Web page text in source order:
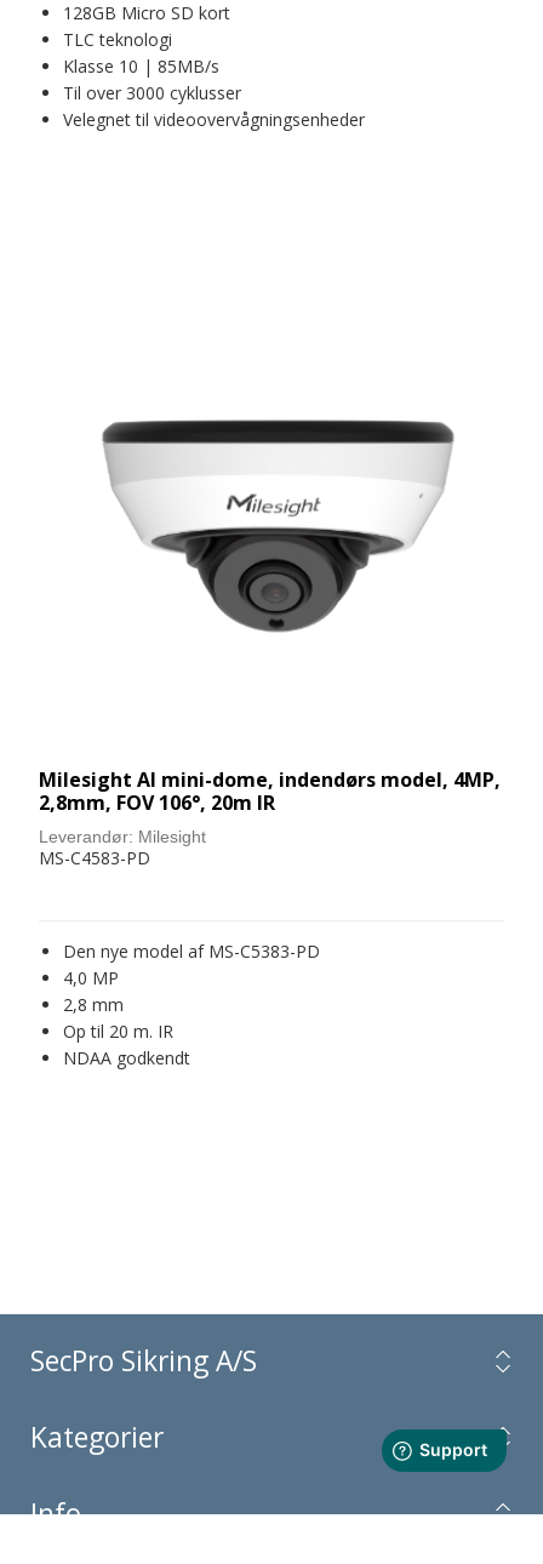
128GB Micro SD kort
TLC teknologi
Klasse 10 | 85MB/s
Til over 3000 cyklusser
Velegnet til videoovervågningsenheder
Milesight AI mini-dome, indendørs model, 4MP,
2,8mm, FOV 106°, 20m IR
Leverandør: Milesight
MS-C4583-PD
Den nye model af MS-C5383-PD
4,0 MP
2,8 mm
Op til 20 m. IR
NDAA godkendt
SecPro Sikring A/S
Kategorier
Info